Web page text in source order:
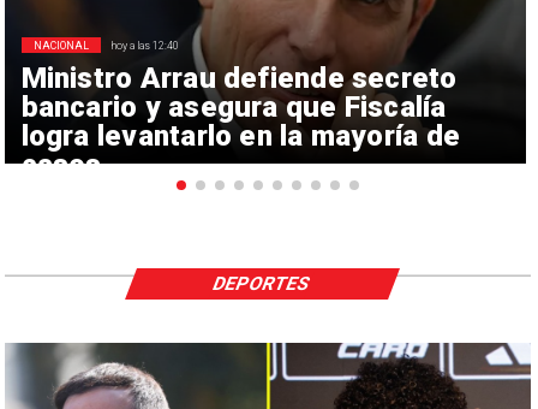
Ministro Arrau defiende secreto
bancario y asegura que Fiscalía
logra levantarlo en la mayoría de
casos
NACIONAL hoy a las 12:40
DEPORTES